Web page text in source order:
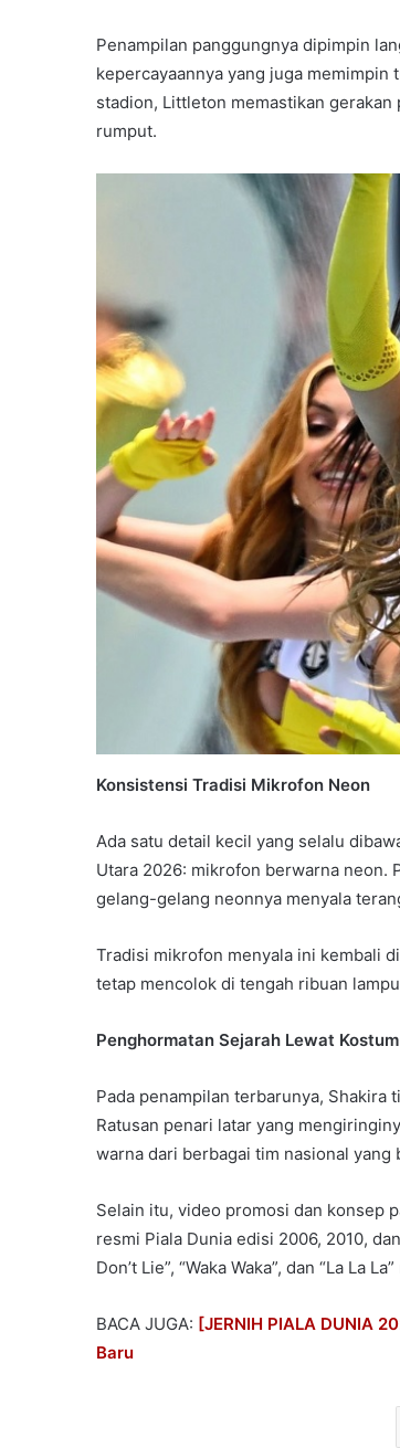
Penampilan panggungnya dipimpin
kepercayaannya yang juga memimpin
stadion, Littleton memastikan
rumput.
Konsistensi Tradisi Mikrofon Neon
Ada satu detail kecil yang selalu
Utara 2026: mikrofon berwarna neon.
gelang-gelang neonnya menyala
Tradisi mikrofon menyala ini kembali
tetap mencolok di tengah ribuan
Penghormatan Sejarah Lewat
Pada penampilan terbarunya, Shakira
Ratusan penari latar yang
warna dari berbagai tim nasional yang
Selain itu, video promosi dan konsep
resmi Piala Dunia edisi 2006, 2010,
Don’t Lie”, “Waka Waka”, dan “La La
BACA JUGA: [JERNIH PIALA DUNIA
Baru